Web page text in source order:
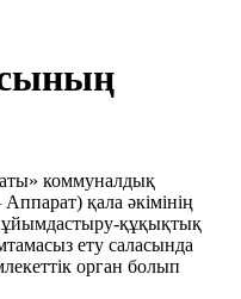
коммуналдық
қала әкiмiнiң
ұйымдастыру-құқықтық
ету саласында
орган болып